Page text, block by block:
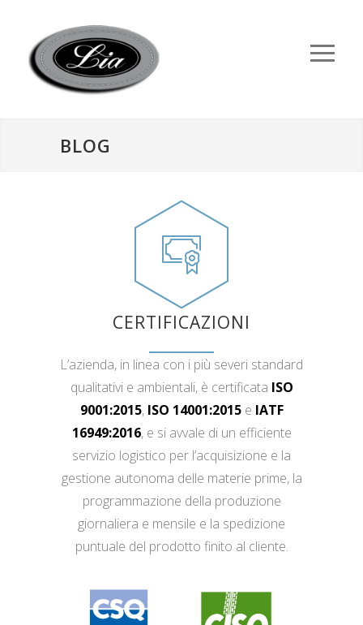
BLOG
CERTIFICAZIONI
L’azienda, in linea con i più severi standard
qualitativi e ambientali, è certificata ISO
9001:2015, ISO 14001:2015e IATF
16949:2016, e si avvale di un efficiente
servizio logistico per l’acquisizione e la
gestione autonoma delle materie prime, la
programmazione della produzione
giornaliera e mensile e la spedizione
puntuale del prodotto finito al cliente.